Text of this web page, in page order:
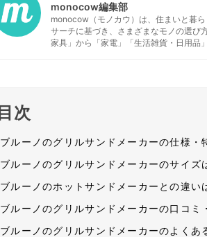
monocow編集部
monocow（モノカウ）は、住まいと暮
サーチに基づき、さまざまなモノの選び
家具」から「家電」「生活雑貨・日用品
目次
ブルーノのグリルサンドメーカーの仕様・
ブルーノのグリルサンドメーカーのサイ
ブルーノのホットサンドメーカーとの違い
ブルーノのグリルサンドメーカーの口コミ
ブルーノのグリルサンドメーカーのよくあ